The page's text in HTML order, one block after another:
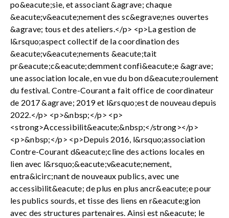
po&eacute;sie, et associant &agrave; chaque
&eacute;v&eacute;nement des sc&egrave;nes ouvertes
&agrave; tous et des ateliers.</p> <p>La gestion de
l&rsquo;aspect collectif de la coordination des
&eacute;v&eacute;nements &eacute;tait
pr&eacute;c&eacute;demment confi&eacute;e &agrave;
une association locale, en vue du bon d&eacute;roulement
du festival. Contre-Courant a fait office de coordinateur
de 2017 &agrave; 2019 et l&rsquo;est de nouveau depuis
2022.</p> <p>&nbsp;</p> <p>
<strong>Accessibilit&eacute;&nbsp;</strong></p>
<p>&nbsp;</p> <p>Depuis 2016, l&rsquo;association
Contre-Courant d&eacute;cline des actions locales en
lien avec l&rsquo;&eacute;v&eacute;nement,
entra&icirc;nant de nouveaux publics, avec une
accessibilit&eacute; de plus en plus ancr&eacute;e pour
les publics sourds, et tisse des liens en r&eacute;gion
avec des structures partenaires. Ainsi est n&eacute; le